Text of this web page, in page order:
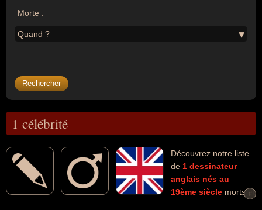
Morte :
Quand ?
1 célébrité
Découvrez notre liste
de 1 dessinateur
anglais nés au
19ème siècle morts et
+
+